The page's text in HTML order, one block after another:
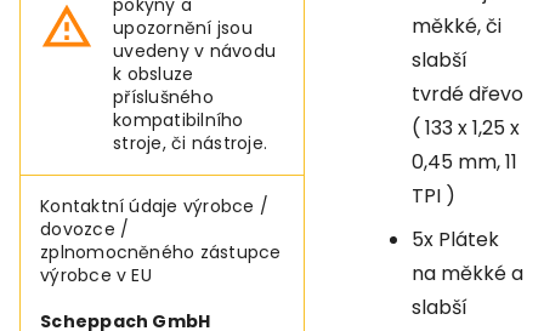
pokyny a
upozornění jsou
uvedeny v návodu
k obsluze
příslušného
kompatibilního
stroje, či nástroje.
Kontaktní údaje výrobce /
dovozce /
zplnomocněného zástupce
výrobce v EU
Scheppach GmbH
měkké, či
slabší
tvrdé dřevo
( 133 x 1,25 x
0,45 mm, 11
TPI )
5x Plátek
na měkké a
slabší